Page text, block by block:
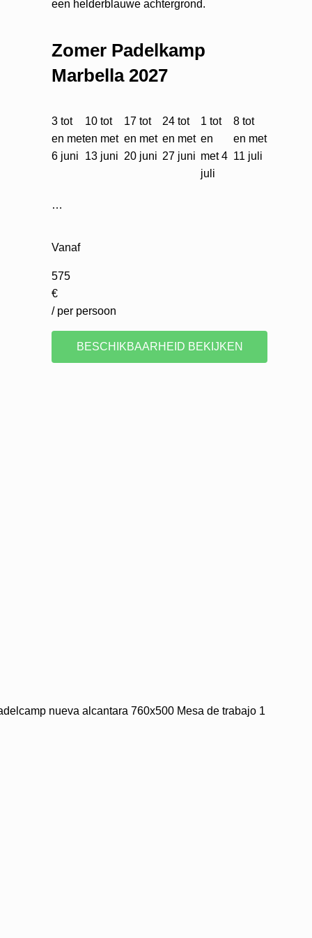
Zomer Padelkamp
Marbella 2027
3 tot
en met
6 juni
10 tot
en met
13 juni
17 tot
en met
20 juni
24 tot
en met
27 juni
1 tot
en
met 4
juli
8 tot
en met
11 juli
…
Vanaf
575
€
/ per persoon
BESCHIKBAARHEID BEKIJKEN